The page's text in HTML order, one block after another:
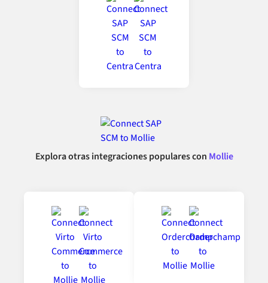
Explora otras integraciones populares con Mollie